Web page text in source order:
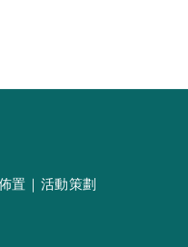
置｜活動策劃